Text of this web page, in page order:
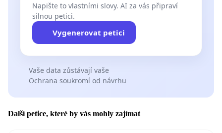
Napište to vlastními slovy. AI za vás připraví
silnou petici.
Vygenerovat petici
Vaše data zůstávají vaše
Ochrana soukromí od návrhu
Další petice, které by vás mohly zajímat